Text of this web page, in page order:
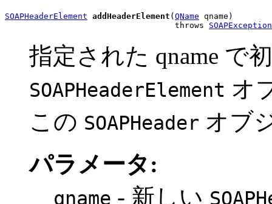
SOAPHeaderElement addHeaderElement (QName qname)
                                   throws
SOAPException
指定された qname で
SOAPHeaderElement オ
この SOAPHeader オブ
パラメータ:
qname - 新しい